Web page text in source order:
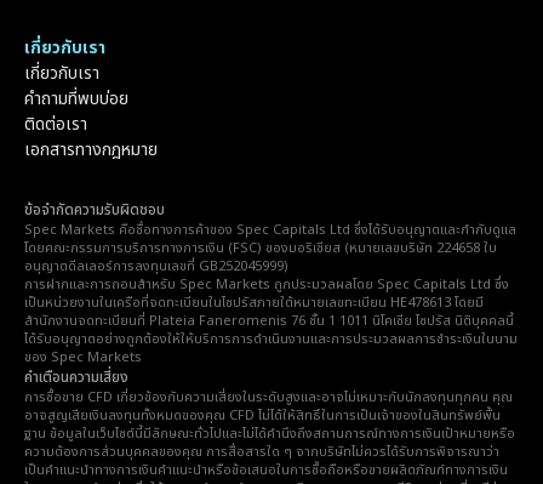
เกี่ยวกับเรา
เกี่ยวกับเรา
คำถามที่พบบ่อย
ติดต่อเรา
เอกสารทางกฎหมาย
ข้อจำกัดความรับผิดชอบ
Spec Markets คือชื่อทางการค้าของ Spec Capitals Ltd ซึ่งได้รับอนุญาตและกำกับดูแล
โดยคณะกรรมการบริการทางการเงิน (FSC) ของมอริเชียส (หมายเลขบริษัท 224658 ใบ
อนุญาตดีลเลอร์การลงทุนเลขที่ GB252045999)
การฝากและการถอนสำหรับ Spec Markets ถูกประมวลผลโดย Spec Capitals Ltd ซึ่ง
เป็นหน่วยงานในเครือที่จดทะเบียนในไซปรัสภายใต้หมายเลขทะเบียน HE478613 โดยมี
สำนักงานจดทะเบียนที่ Plateia Faneromenis 76 ชั้น 1 1011 นิโคเซีย ไซปรัส นิติบุคคลนี้
ได้รับอนุญาตอย่างถูกต้องให้ให้บริการการดำเนินงานและการประมวลผลการชำระเงินในนาม
ของ Spec Markets
คำเตือนความเสี่ยง
การซื้อขาย CFD เกี่ยวข้องกับความเสี่ยงในระดับสูงและอาจไม่เหมาะกับนักลงทุนทุกคน คุณ
อาจสูญเสียเงินลงทุนทั้งหมดของคุณ CFD ไม่ได้ให้สิทธิ์ในการเป็นเจ้าของในสินทรัพย์พื้น
ฐาน ข้อมูลในเว็บไซต์นี้มีลักษณะทั่วไปและไม่ได้คำนึงถึงสถานการณ์ทางการเงินเป้าหมายหรือ
ความต้องการส่วนบุคคลของคุณ การสื่อสารใด ๆ จากบริษัทไม่ควรได้รับการพิจารณาว่า
เป็นคำแนะนำทางการเงินคำแนะนำหรือข้อเสนอในการซื้อถือหรือขายผลิตภัณฑ์ทางการเงิน